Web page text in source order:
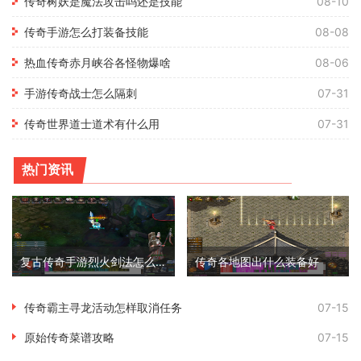
传奇手游怎么打装备技能 08-08
热血传奇赤月峡谷各怪物爆啥 08-06
手游传奇战士怎么隔刺 07-31
传奇世界道士道术有什么用 07-31
热门资讯
复古传奇手游烈火剑法怎么练技能 传奇各地图出什么装备好
传奇霸主寻龙活动怎样取消任务 07-15
原始传奇菜谱攻略 07-15